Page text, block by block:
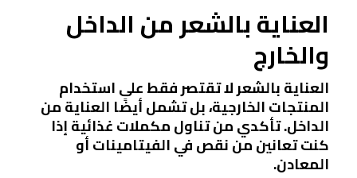
العناية بالشعر من الداخل
والخارج
العناية بالشعر لا تقتصر فقط على استخدام
المنتجات الخارجية، بل تشمل أيضًا العناية من
الداخل. تأكدي من تناول مكملات غذائية إذا
كنت تعانين من نقص في الفيتامينات أو
المعادن.